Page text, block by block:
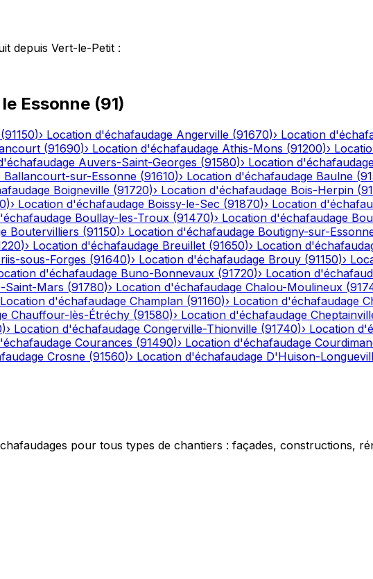
depuis Vert-le-Petit :
Essonne (91)
(91150)› Location d'échafaudage Angerville (91670)› Location
(91690)› Location d'échafaudage Athis-Mons (91200)›
Auvers-Saint-Georges (91580)› Location
Ballancourt-sur-Essonne (91610)› Location d'échafaudage Baulne (
Boigneville (91720)› Location d'échafaudage Bois-Herpin (
)› Location d'échafaudage Boissy-le-Sec (91870)› Location
Boullay-les-Troux (91470)› Location d'échafaudage
Boutervilliers (91150)› Location d'échafaudage Boutigny-sur-
)› Location d'échafaudage Breuillet (91650)› Location
sous-Forges (91640)› Location d'échafaudage Brouy (91150)›
d'échafaudage Buno-Bonnevaux (91720)› Location
Saint-Mars (91780)› Location d'échafaudage Chalou-Moulineux (
Location d'échafaudage Champlan (91160)› Location d'échafaudage
Chauffour-lès-Étréchy (91580)› Location d'échafaudage
)› Location d'échafaudage Congerville-Thionville (91740)› Location
Courances (91490)› Location d'échafaudage
Crosne (91560)› Location d'échafaudage D'Huison-
pour tous types de chantiers : façades, constructions,